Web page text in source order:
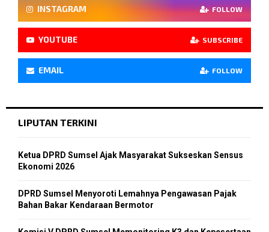
INSTAGRAM FOLLOW
YOUTUBE SUBSCRIBE
EMAIL FOLLOW
LIPUTAN TERKINI
Ketua DPRD Sumsel Ajak Masyarakat Sukseskan Sensus
Ekonomi 2026
DPRD Sumsel Menyoroti Lemahnya Pengawasan Pajak
Bahan Bakar Kendaraan Bermotor